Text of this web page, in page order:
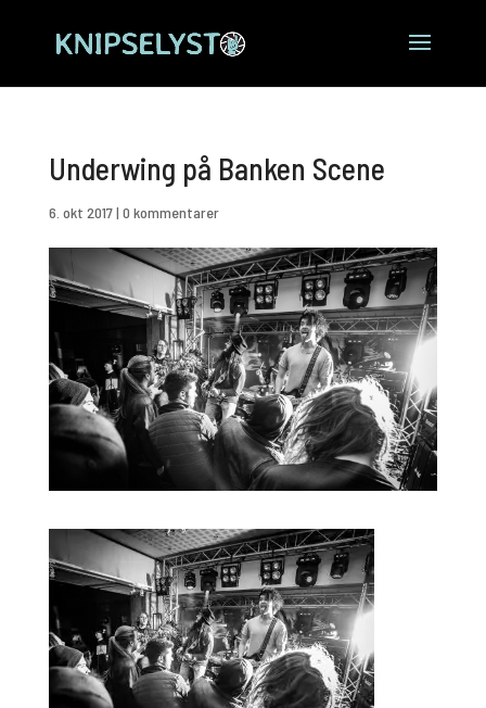
Underwing på Banken Scene
6. okt 2017| 0 kommentarer